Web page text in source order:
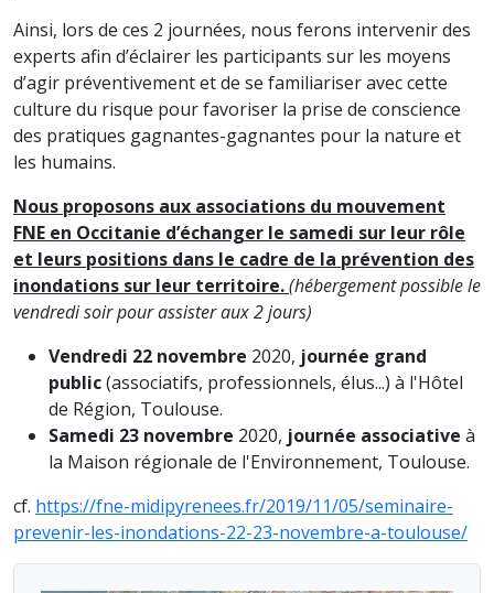
Ainsi, lors de ces 2 journées, nous ferons intervenir des
experts afin d’éclairer les participants sur les moyens
d’agir préventivement et de se familiariser avec cette
culture du risque pour favoriser la prise de conscience
des pratiques gagnantes-gagnantes pour la nature et
les humains.
Nous proposons aux associations du mouvement
FNE en Occitanie d’échanger le samedi sur leur rôle
et leurs positions dans le cadre de la prévention des
inondations sur leur territoire.(hébergement possible le
vendredi soir pour assister aux 2 jours)
Vendredi 22 novembre 2020, journée grand
public(associatifs, professionnels, élus...) à l'Hôtel
de Région, Toulouse.
Samedi 23 novembre 2020, journée associative à
la Maison régionale de l'Environnement, Toulouse.
cf. https://fne-midipyrenees.fr/2019/11/05/seminaire-
prevenir-les-inondations-22-23-novembre-a-toulouse/